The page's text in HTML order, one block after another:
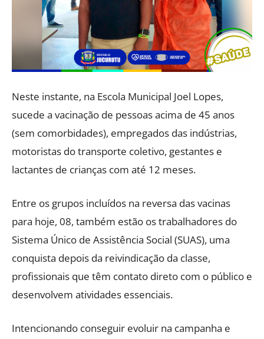
Neste instante, na Escola Municipal Joel Lopes,
sucede a vacinação de pessoas acima de 45 anos
(sem comorbidades), empregados das indústrias,
motoristas do transporte coletivo, gestantes e
lactantes de crianças com até 12 meses.
Entre os grupos incluídos na reversa das vacinas
para hoje, 08, também estão os trabalhadores do
Sistema Único de Assistência Social (SUAS), uma
conquista depois da reivindicação da classe,
profissionais que têm contato direto com o público e
desenvolvem atividades essenciais.
Intencionando conseguir evoluir na campanha e